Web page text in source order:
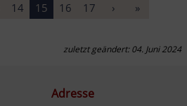
14 15 16 17 › »
zuletzt geändert: 04. Juni 2024
Adresse